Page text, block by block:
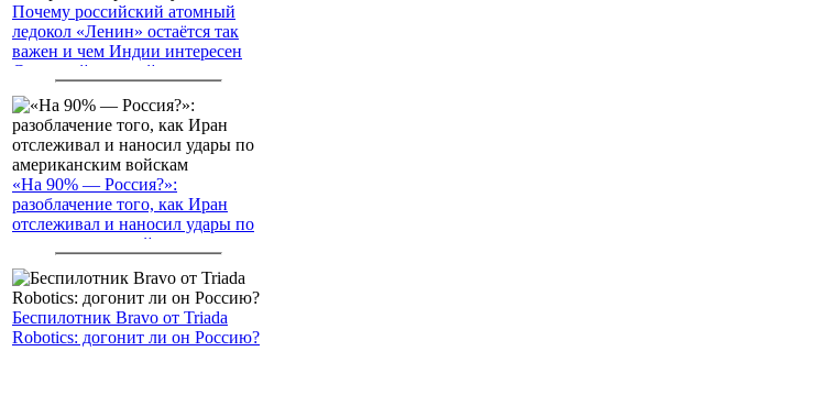
Почему российский атомный
ледокол «Ленин» остаётся так
важен и чем Индии интересен
Северный морской путь
«На 90% — Россия?»:
разоблачение того, как Иран
отслеживал и наносил удары по
американским войскам
Беспилотник Bravo от Triada
Robotics: догонит ли он Россию?